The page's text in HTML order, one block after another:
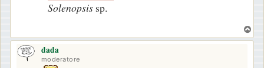
Solenopsissp.
o
dada
moderatore